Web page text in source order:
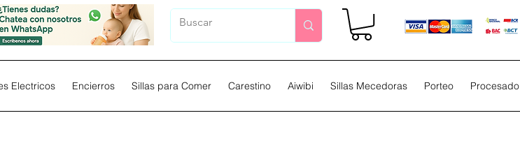
Electricos Encierros Sillas para Comer Carestino Aiwibi Sillas Mecedoras Porteo